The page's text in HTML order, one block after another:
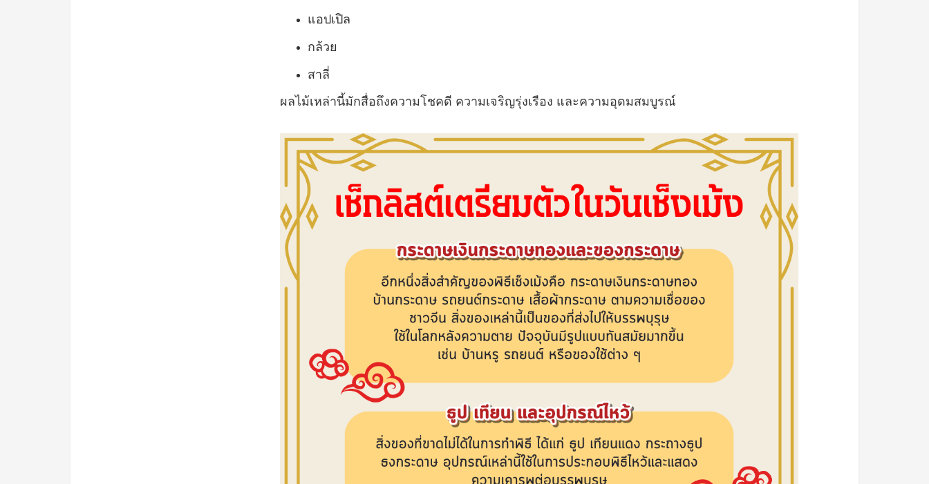
แอปเปิล
กล้วย
สาลี่
ผลไม้เหล่านี้มักสื่อถึงความโชคดี ความเจริญรุ่งเรือง และความอุดมสมบูรณ์